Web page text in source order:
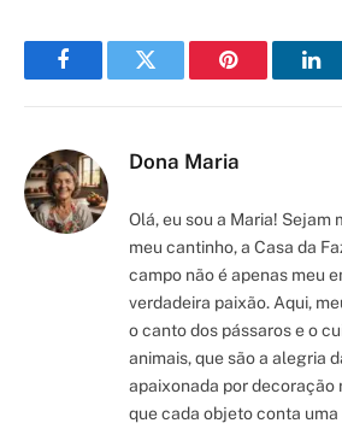
FacebookTwitter Pinterest
Dona Maria
Olá, eu sou a Maria! Sejam
meu cantinho, a Casa da
campo não é apenas meu
verdadeira paixão. Aqui,
o canto dos pássaros e o
animais, que são a alegria
apaixonada por decoração
que cada objeto conta